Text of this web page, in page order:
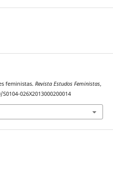
feministas. Revista Estudos Feministas,
026X2013000200014